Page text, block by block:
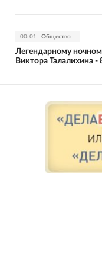
00:01 Общество
Легендарному
Виктора Талалихина -